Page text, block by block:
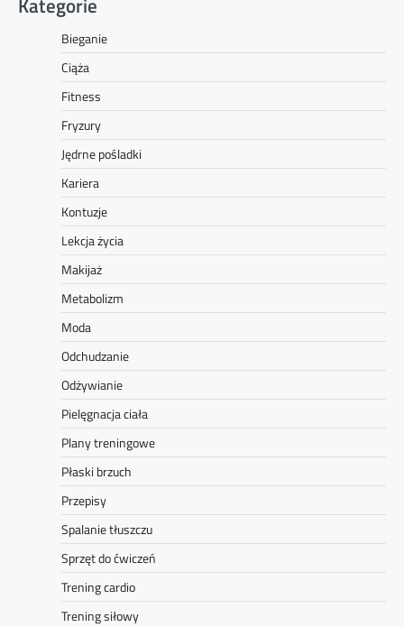
Bieganie
Ciąża
Fitness
Fryzury
Jędrne pośladki
Kariera
Kontuzje
Lekcja życia
Makijaż
Metabolizm
Moda
Odchudzanie
Odżywianie
Pielęgnacja ciała
Plany treningowe
Płaski brzuch
Przepisy
Spalanie tłuszczu
Sprzęt do ćwiczeń
Trening cardio
Trening siłowy